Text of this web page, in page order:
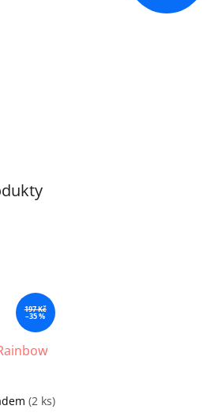
197 Kč
–35 %
(2 ks)